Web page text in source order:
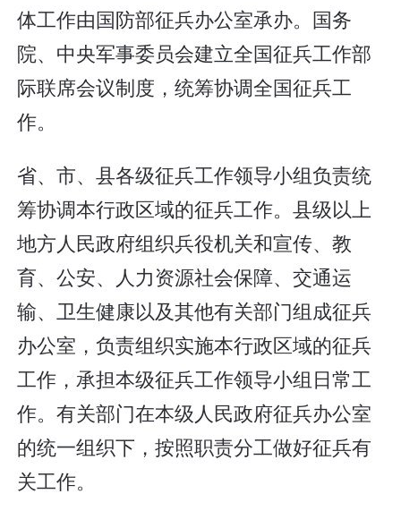
体工作由国防部征兵办公室承办。国务
院、中央军事委员会建立全国征兵工作部
际联席会议制度，统筹协调全国征兵工
作。
省、市、县各级征兵工作领导小组负责统
筹协调本行政区域的征兵工作。县级以上
地方人民政府组织兵役机关和宣传、教
育、公安、人力资源社会保障、交通运
输、卫生健康以及其他有关部门组成征兵
办公室，负责组织实施本行政区域的征兵
工作，承担本级征兵工作领导小组日常工
作。有关部门在本级人民政府征兵办公室
的统一组织下，按照职责分工做好征兵有
关工作。